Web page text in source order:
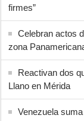
firmes”
Celebran actos
zona
Reactivan dos
Llano en Mérida
Venezuela